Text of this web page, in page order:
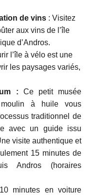
de vins : Visitez
aux vins de l’île
d’Andros.
l’île à vélo est une
les paysages variés,
: Ce petit musée
à huile vous
traditionnel de
avec un guide issu
visite authentique et
15 minutes de
Andros (horaires
minutes en voiture